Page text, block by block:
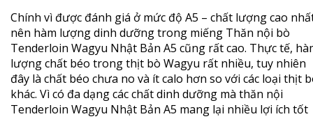
Chính vì được đánh giá ở mức độ A5 – chất lượng cao
nên hàm lượng dinh dưỡng trong miếng Thăn nội bò
Tenderloin Wagyu Nhật Bản A5 cũng rất cao. Thực tế,
lượng chất béo trong thịt bò Wagyu rất nhiều, tuy nhiên
đây là chất béo chưa no và ít calo hơn so với các loại thịt
khác. Vì có đa dạng các chất dinh dưỡng mà thăn nội
Tenderloin Wagyu Nhật Bản A5 mang lại nhiều lợi ích tốt